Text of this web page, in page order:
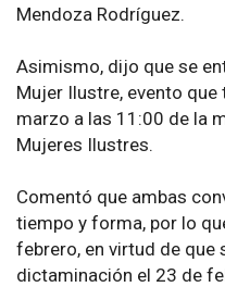
Mendoza Rodríguez.
Asimismo, dijo que se
Mujer Ilustre, evento
marzo a las 11:00 de la
Mujeres Ilustres.
Comentó que ambas
tiempo y forma, por lo
febrero, en virtud de que
dictaminación el 23 de